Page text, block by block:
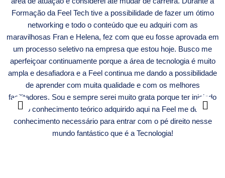
Formação da Feel Tech tive a possibilidade de fazer um ótimo
networking e todo o conteúdo que eu adquiri com as
maravilhosas Fran e Helena, fez com que eu fosse aprovada em
um processo seletivo na empresa que estou hoje. Busco me
aperfeiçoar continuamente porque a área de tecnologia é muito
ampla e desafiadora e a Feel continua me dando a possibilidade
de aprender com muita qualidade e com os melhores
facilitadores. Sou e sempre serei muito grata porque ter iniciado
pelo conhecimento teórico adquirido aqui na Feel me deu o
conhecimento necessário para entrar com o pé direito nesse
mundo fantástico que é a Tecnologia!